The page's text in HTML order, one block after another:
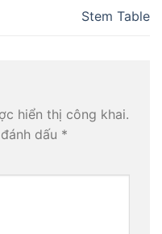
Stem Table
hiển thị công khai.
dấu *